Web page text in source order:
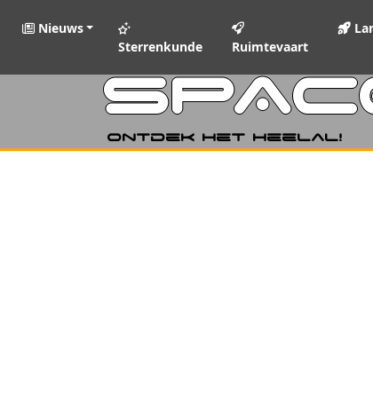
Nieuws
Sterrenkunde
Ruimtevaart
Ontdek het heelal!